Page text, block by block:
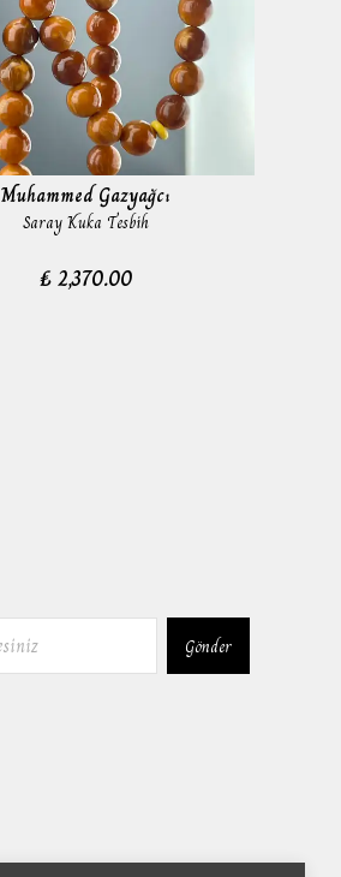
Muhammed Gazyağcı
Saray Kuka Tesbih
₺ 2,370.00
Gönder